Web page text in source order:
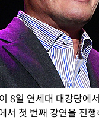
8일 연세대 대강당에
서 첫 번째 강연을 진